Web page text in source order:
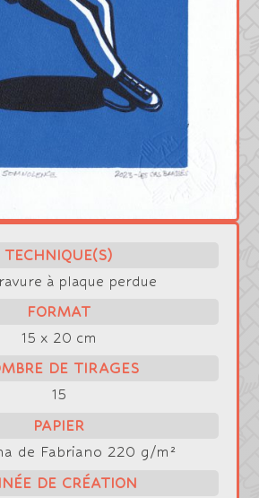
TECHNIQUE(S)
à plaque perdue
FORMAT
15 x 20 cm
DE TIRAGES
15
PAPIER
de Fabriano 220 g/m²
DE CRÉATION